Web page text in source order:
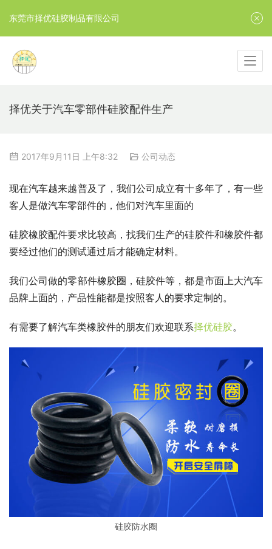
择优关于汽车零部件硅胶配件生产
2017年9月11日 上午8:32 公司动态
现在汽车越来越普及了，我们公司成立有十多年了，有一些
客人是做汽车零部件的，他们对汽车里面的
硅胶橡胶配件要求比较高，找我们生产的硅胶件和橡胶件都
要经过他们的测试通过后才能确定材料。
我们公司做的零部件橡胶圈，硅胶件等，都是市面上大汽车
品牌上面的，产品性能都是按照客人的要求定制的。
有需要了解汽车类橡胶件的朋友们欢迎联系择优硅胶。
硅胶防水圈
东莞市择优硅胶制品有限公司